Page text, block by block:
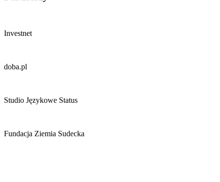
Investnet
doba.pl
Studio Językowe Status
Fundacja Ziemia Sudecka